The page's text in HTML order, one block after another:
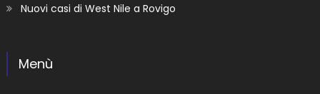
Nuovi casi di West Nile a Rovigo
Menù